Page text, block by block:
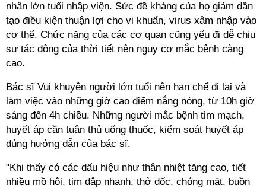
nhân lớn tuổi nhập viện. Sức đề kháng của họ giảm dần
tạo điều kiện thuận lợi cho vi khuẩn, virus xâm nhập vào
cơ thể. Chức năng của các cơ quan cũng yếu đi dễ chịu
sự tác động của thời tiết nên nguy cơ mắc bệnh càng
cao.
Bác sĩ Vui khuyên người lớn tuổi nên hạn chế đi lại và
làm việc vào những giờ cao điểm nắng nóng, từ 10h giờ
sáng đến 4h chiều. Những người mắc bệnh tim mạch,
huyết áp cần tuân thủ uống thuốc, kiểm soát huyết áp
đúng hướng dẫn của bác sĩ.
"Khi thấy có các dấu hiệu như thân nhiệt tăng cao, tiết
nhiều mồ hôi, tim đập nhanh, thở dốc, chóng mặt, buồn